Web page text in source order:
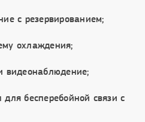
с резервированием;
охлаждения;
видеонаблюдение;
для бесперебойной связи с